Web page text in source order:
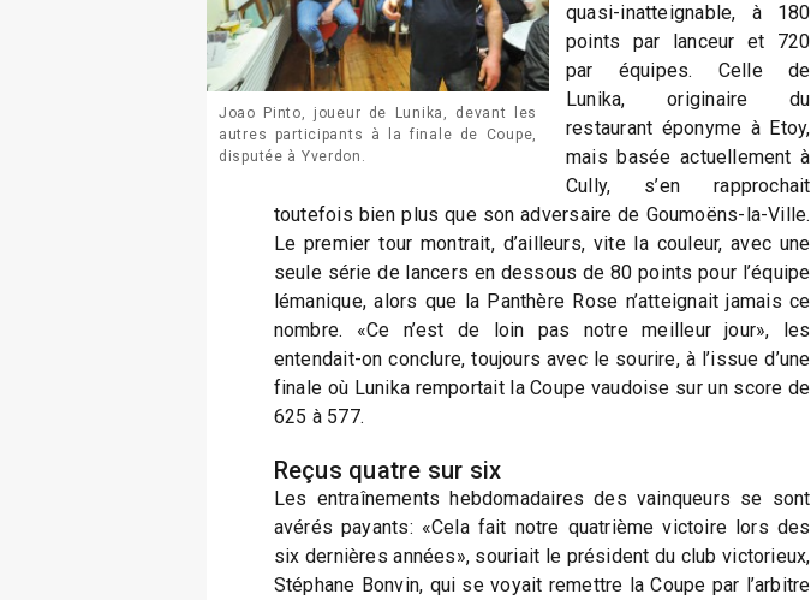
Joao Pinto, joueur de Lunika, devant les
autres participants à la finale de Coupe,
disputée à Yverdon.
quasi-inatteignable, à 180
points par lanceur et 720
par équipes. Celle de
Lunika, originaire du
restaurant éponyme à Etoy,
mais basée actuellement à
Cully, s’en rapprochait
toutefois bien plus que son adversaire de Goumoëns-la-Ville.
Le premier tour montrait, d’ailleurs, vite la couleur, avec une
seule série de lancers en dessous de 80 points pour l’équipe
lémanique, alors que la Panthère Rose n’atteignait jamais ce
nombre. «Ce n’est de loin pas notre meilleur jour», les
entendait-on conclure, toujours avec le sourire, à l’issue d’une
finale où Lunika remportait la Coupe vaudoise sur un score de
625 à 577.
Reçus quatre sur six
Les entraînements hebdomadaires des vainqueurs se sont
avérés payants: «Cela fait notre quatrième victoire lors des
six dernières années», souriait le président du club victorieux,
Stéphane Bonvin, qui se voyait remettre la Coupe par l’arbitre